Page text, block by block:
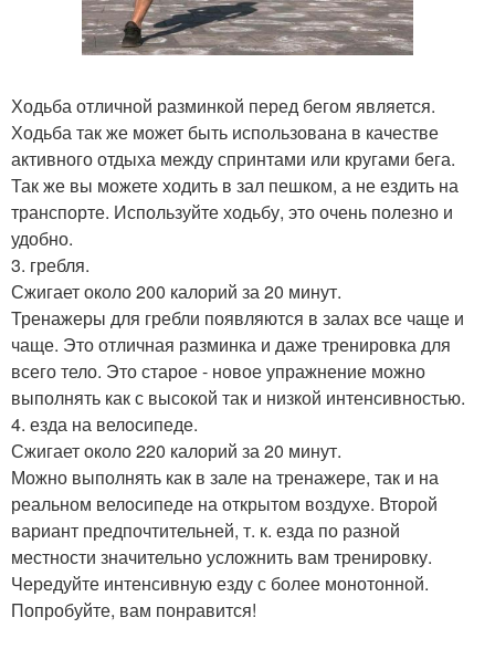
Ходьба отличной разминкой перед бегом является.
Ходьба так же может быть использована в качестве
активного отдыха между спринтами или кругами бега.
Так же вы можете ходить в зал пешком, а не ездить на
транспорте. Используйте ходьбу, это очень полезно и
удобно.
3. гребля.
Сжигает около 200 калорий за 20 минут.
Тренажеры для гребли появляются в залах все чаще и
чаще. Это отличная разминка и даже тренировка для
всего тело. Это старое - новое упражнение можно
выполнять как с высокой так и низкой интенсивностью.
4. езда на велосипеде.
Сжигает около 220 калорий за 20 минут.
Можно выполнять как в зале на тренажере, так и на
реальном велосипеде на открытом воздухе. Второй
вариант предпочтительней, т. к. езда по разной
местности значительно усложнить вам тренировку.
Чередуйте интенсивную езду с более монотонной.
Попробуйте, вам понравится!